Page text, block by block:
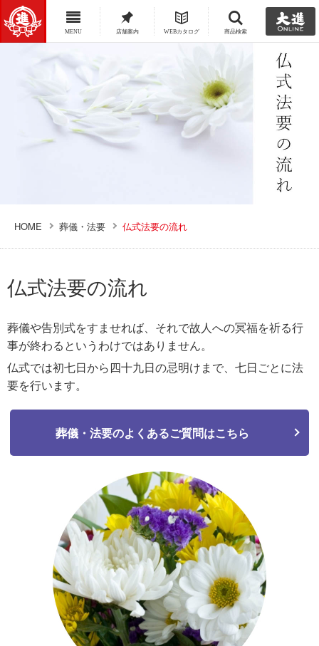
MENU 店舗案内 WEBカタログ 商品検索
HOME 葬儀・法要 仏式法要の流れ
仏式法要の流れ
葬儀や告別式をすませれば、それで故人への冥福を祈る行
事が終わるというわけではありません。
仏式では初七日から四十九日の忌明けまで、七日ごとに法
要を行います。
葬儀・法要のよくあるご質問はこちら